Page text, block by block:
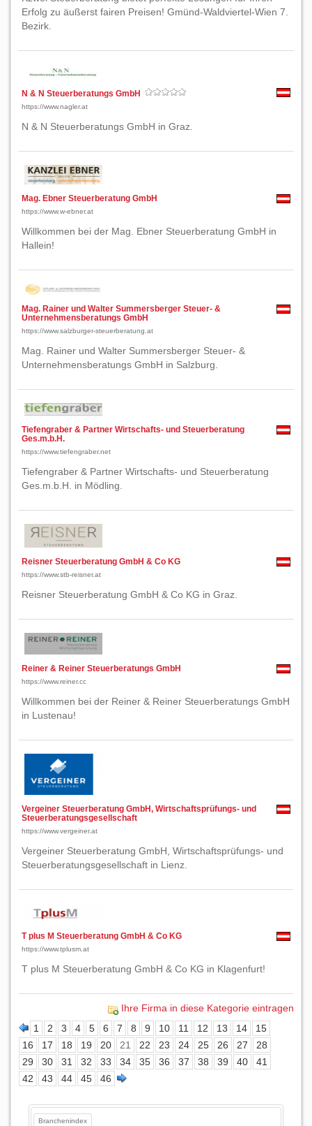
Erfolg zu äußerst fairen Preisen! Gmünd-Waldviertel-Wien 7.
Bezirk.
N & N Steuerberatungs GmbH
https://www.nagler.at
N & N Steuerberatungs GmbH in Graz.
Mag. Ebner Steuerberatung GmbH
https://www.w-ebner.at
Willkommen bei der Mag. Ebner Steuerberatung GmbH in
Hallein!
Mag. Rainer und Walter Summersberger Steuer- &
Unternehmensberatungs GmbH
https://www.salzburger-steuerberatung.at
Mag. Rainer und Walter Summersberger Steuer- &
Unternehmensberatungs GmbH in Salzburg.
Tiefengraber & Partner Wirtschafts- und Steuerberatung
Ges.m.b.H.
https://www.tiefengraber.net
Tiefengraber & Partner Wirtschafts- und Steuerberatung
Ges.m.b.H. in Mödling.
Reisner Steuerberatung GmbH & Co KG
https://www.stb-reisner.at
Reisner Steuerberatung GmbH & Co KG in Graz.
Reiner & Reiner Steuerberatungs GmbH
https://www.reiner.cc
Willkommen bei der Reiner & Reiner Steuerberatungs GmbH
in Lustenau!
Vergeiner Steuerberatung GmbH, Wirtschaftsprüfungs- und
Steuerberatungsgesellschaft
https://www.vergeiner.at
Vergeiner Steuerberatung GmbH, Wirtschaftsprüfungs- und
Steuerberatungsgesellschaft in Lienz.
T plus M Steuerberatung GmbH & Co KG
https://www.tplusm.at
T plus M Steuerberatung GmbH & Co KG in Klagenfurt!
Ihre Firma in diese Kategorie eintragen
1
2 3 4 5 6 7 8 9 10 11 12 13 14
15
16
17 18 19 20 21 22 23 24 25 26 27
28
29
30 31 32 33 34 35 36 37 38 39 40
41
42
43 44 45 46
Branchenindex